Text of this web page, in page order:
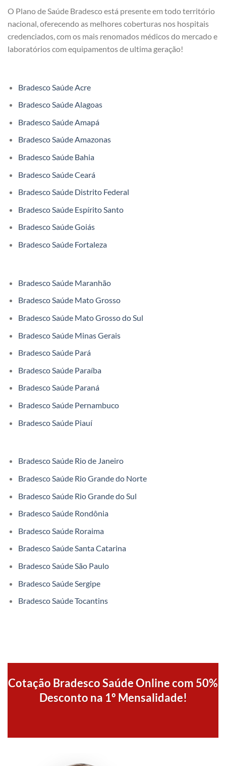
O Plano de Saúde Bradesco está presente em todo território
nacional, oferecendo as melhores coberturas nos hospitais
credenciados, com os mais renomados médicos do mercado e
laboratórios com equipamentos de ultima geração!
Bradesco Saúde Acre
Bradesco Saúde Alagoas
Bradesco Saúde Amapá
Bradesco Saúde Amazonas
Bradesco Saúde Bahia
Bradesco Saúde Ceará
Bradesco Saúde Distrito Federal
Bradesco Saúde Espírito Santo
Bradesco Saúde Goiás
Bradesco Saúde Fortaleza
Bradesco Saúde Maranhão
Bradesco Saúde Mato Grosso
Bradesco Saúde Mato Grosso do Sul
Bradesco Saúde Minas Gerais
Bradesco Saúde Pará
Bradesco Saúde Paraíba
Bradesco Saúde Paraná
Bradesco Saúde Pernambuco
Bradesco Saúde Piauí
Bradesco Saúde Rio de Janeiro
Bradesco Saúde Rio Grande do Norte
Bradesco Saúde Rio Grande do Sul
Bradesco Saúde Rondônia
Bradesco Saúde Roraima
Bradesco Saúde Santa Catarina
Bradesco Saúde São Paulo
Bradesco Saúde Sergipe
Bradesco Saúde Tocantins
Cotação Bradesco Saúde Online com 50%
Desconto na 1º Mensalidade!